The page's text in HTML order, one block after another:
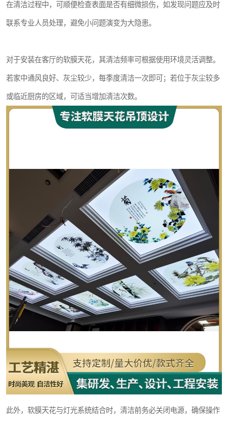
在清洁过程中，可顺便检查表面是否有细微损伤，如发现问题应及时
联系专业人员处理，避免小问题演变为大隐患。
对于安装在客厅的软膜天花，其清洁频率可根据使用环境灵活调整。
若家中通风良好、灰尘较少，每季度清洁一次即可；若位于灰尘较多
或临近厨房的区域，可适当增加清洁次数。
此外，软膜天花与灯光系统结合时，清洁前务必关闭电源，确保操作